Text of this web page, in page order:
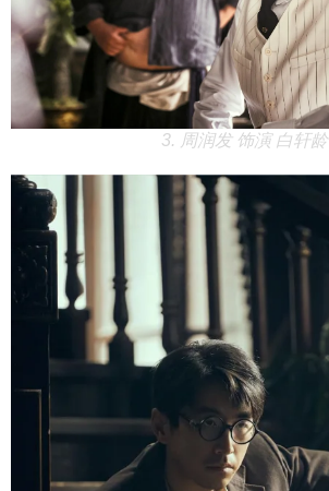
3. 周润发 饰演 白轩龄